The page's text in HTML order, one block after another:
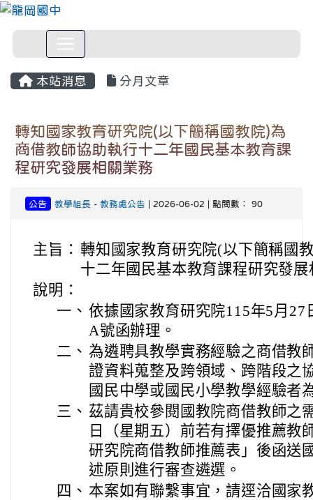
本站消息 分月文章
轉知國家教育研究院(以下簡稱國教院)為
商借教師協助執行十二年國民基本教育課
程研究發展相關業務
公告 教學組長 - 教務處公告 | 2026-06-02 | 點閱數： 90
主旨： 轉知國家教育研究院(以下簡稱國
十二年國民基本教育課程研究發
說明：
一、 依據國家教育研究院115年5月27
A號函辦理。
二、 為遴聘具教學實務經驗之商借教
證資料蒐整及跨領域、跨階段之
國民中學或國民小學教學經驗者
三、 茲請貴校參閱國教院商借教師之
日（星期五）前若有擇優推薦教
研究院商借教師推薦表」後函送
述原則進行審查遴選。
四、 本案如有聯繫事宜，請逕洽國家